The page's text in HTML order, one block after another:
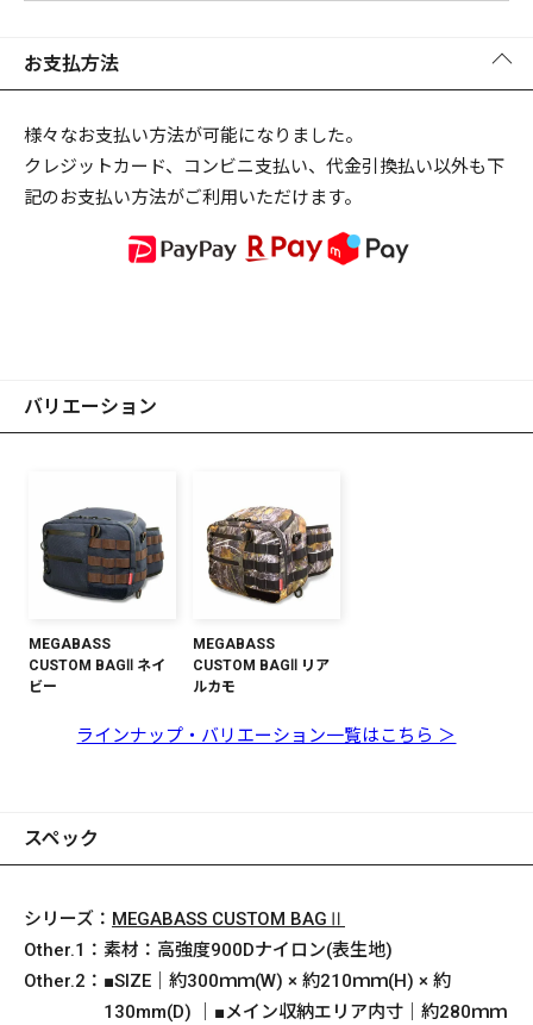
お支払方法
様々なお支払い方法が可能になりました。
クレジットカード、コンビニ支払い、代金引換払い以外も下
記のお支払い方法がご利用いただけます。
バリエーション
MEGABASS
CUSTOM BAGⅡ ネイ
ビー
MEGABASS
CUSTOM BAGⅡ リア
ルカモ
ラインナップ・バリエーション一覧はこちら ＞
スペック
シリーズ： MEGABASS CUSTOM BAGⅡ
Other.1： 素材：高強度900Dナイロン(表生地)
Other.2： ■SIZE｜約300ｍｍ(W) × 約210ｍｍ(H) × 約
130mm(D) ｜■メイン収納エリア内寸｜約280ｍｍ